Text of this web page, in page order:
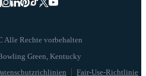
Alle Rechte vorbehalten
Fair-Use-Richtlinie